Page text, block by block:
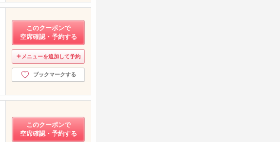
このクーポンで
空席確認・予約する
メニューを追加して予約
ブックマークする
このクーポンで
空席確認・予約する